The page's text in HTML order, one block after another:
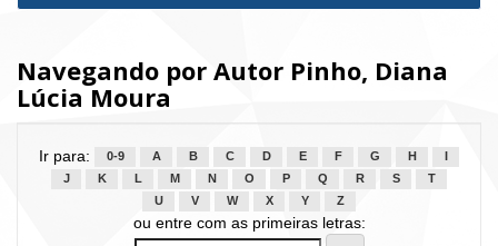
Navegando por Autor Pinho, Diana
Lúcia Moura
Ir para: 0-9 A B C D E F G H
J
K L M N O P Q R S
T
U
V W X Y Z
ou entre com as primeiras letras: